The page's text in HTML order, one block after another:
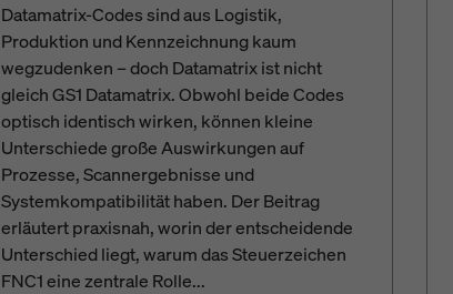
Datamatrix-Codes sind aus Logistik,
Produktion und Kennzeichnung kaum
wegzudenken – doch Datamatrix ist nicht
gleich GS1 Datamatrix. Obwohl beide Codes
optisch identisch wirken, können kleine
Unterschiede große Auswirkungen auf
Prozesse, Scannergebnisse und
Systemkompatibilität haben. Der Beitrag
erläutert praxisnah, worin der entscheidende
Unterschied liegt, warum das Steuerzeichen
FNC1 eine zentrale Rolle...